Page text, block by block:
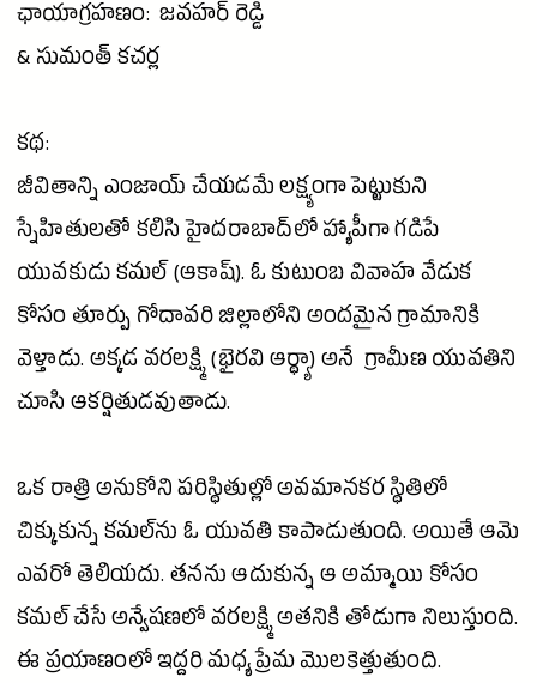
ఛాయాగ్రహణం: జవహర్ రెడ్డి
& సుమంత్కచర్ల
కథ:
జీవితాన్ని ఎంజాయ్ చేయడమే లక్ష్యంగా పెట్టుకుని
స్నేహితులతో కలిసి హైదరాబాద్‌లో హ్యాపీగా గడిపే
యువకుడు కమల్ (ఆకాష్). ఓ కుటుంబ వివాహ వేడుక
కోసం తూర్పు గోదావరిజిల్లాలోని అందమైన గ్రామానికి
వెళ్తాడు. అక్కడ వరలక్ష్మి (భైరవి ఆర్థ్యా) అనే గ్రామీణ యువతిని
చూసి ఆకర్షితుడవుతాడు.
ఒక రాత్రి అనుకోని పరిస్థితుల్లో అవమానకర స్థితిలో
చిక్కుకున్న కమల్‌ను ఓ యువతి కాపాడుతుంది. అయితే ఆమె
ఎవరో తెలియదు. తనను ఆదుకున్న ఆఅమ్మాయి కోసం
కమల్ చేసే అన్వేషణలో వరలక్ష్మి అతనికి తోడుగా నిలుస్తుంది.
ఈ ప్రయాణంలో ఇద్దరి మధ్యప్రేమమొలకెత్తుతుంది.